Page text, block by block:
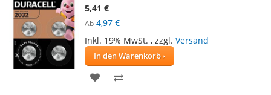
5,41 €
Ab 4,97 €
Inkl. 19% MwSt. , zzgl. Versand
In den Warenkorb
ZUR